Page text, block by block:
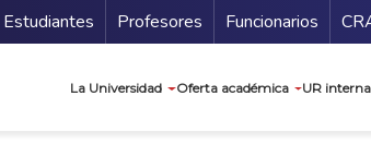
Estudiantes Profesores Funcionarios
La Universidad Oferta académica UR